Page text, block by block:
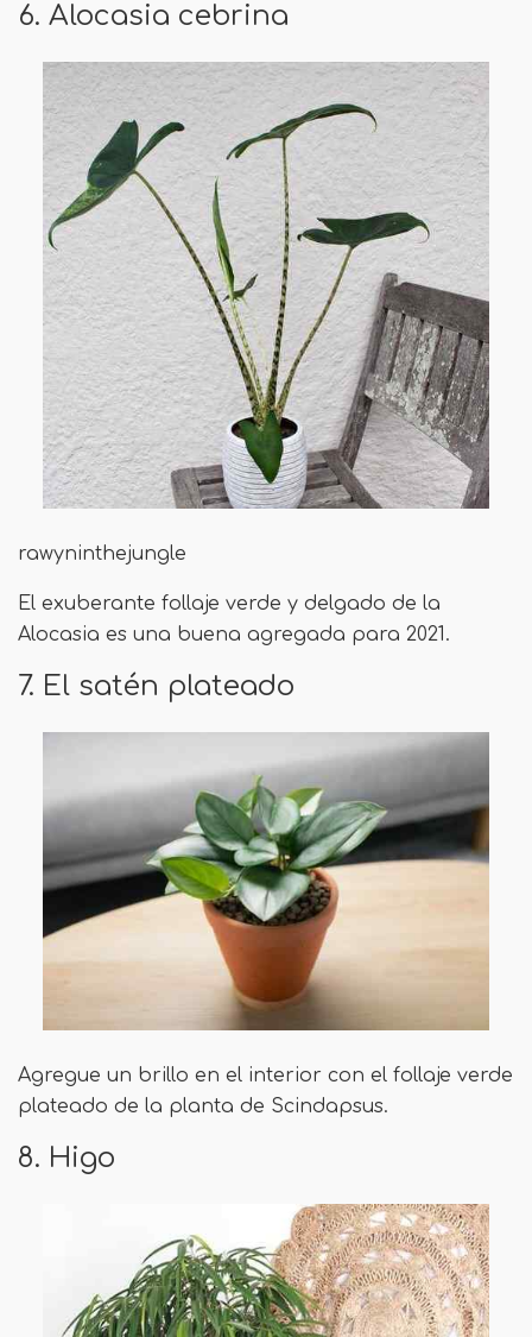
6. Alocasia cebrina
rawyninthejungle
El exuberante follaje verde y delgado de la
Alocasia es una buena agregada para 2021.
7. El satén plateado
Agregue un brillo en el interior con el follaje verde
plateado de la planta de Scindapsus.
8. Higo